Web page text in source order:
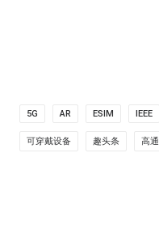
5G AR ESIM IEEE
可穿戴设备 趣头条 高通